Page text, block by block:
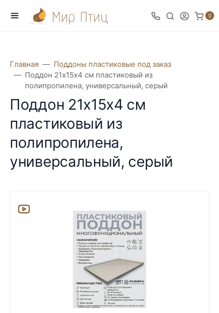
0
Главная
Поддоны пластиковые под заказ
Поддон 21х15х4 см пластиковый из
полипропилена, универсальный, серый
Поддон 21х15х4 см
пластиковый из
полипропилена,
универсальный, серый